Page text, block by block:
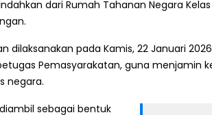
dari Rumah Tahanan Negara
dilaksanakan pada Kamis, 22 Januari
Pemasyarakatan, guna menjamin
negara.
sebagai bentuk